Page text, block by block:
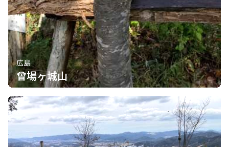
広島
曾場ヶ城山